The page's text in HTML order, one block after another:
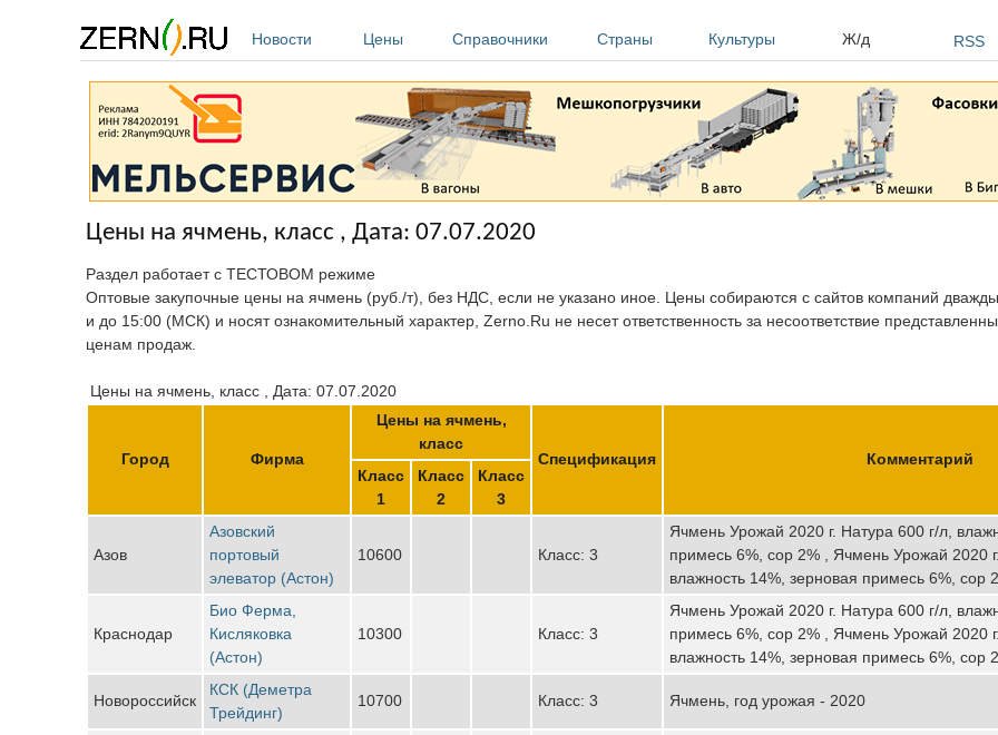
Новости
Цены Справочники Страны Культуры Ж/д RSS
Цены на ячмень, класс , Дата: 07.07.2020
Раздел работает с ТЕСТОВОМ режиме
Оптовые закупочные цены на ячмень (руб./т), без НДС, если не указано иное. Цены собираются с сайтов компаний
и до 15:00 (МСК) и носят ознакомительный характер, Zerno.Ru не несет ответственность за несоответствие
ценам продаж.
Цены на ячмень, класс , Дата: 07.07.2020
Город Фирма
Цены на ячмень,
класс
Спецификация
Комментарий
Класс
1
Класс
2
Класс
3
Азов
Азовский
портовый
элеватор (Астон)
10600 Класс: 3
Ячмень Урожай 2020 г. Натура 600 г/л,
примесь 6%, сор 2% , Ячмень Урожай 2020
влажность 14%, зерновая примесь 6%, сор
Краснодар
Био Ферма,
Кисляковка
(Астон)
10300 Класс: 3
Ячмень Урожай 2020 г. Натура 600 г/л,
примесь 6%, сор 2% , Ячмень Урожай 2020
влажность 14%, зерновая примесь 6%, сор
Новороссийск
КСК (Деметра
Трейдинг)
10700 Класс: 3 Ячмень, год урожая - 2020